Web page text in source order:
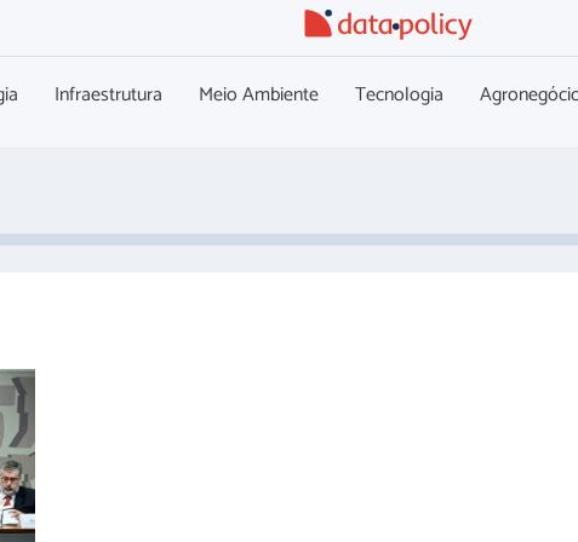
Infraestrutura Meio Ambiente Tecnologia